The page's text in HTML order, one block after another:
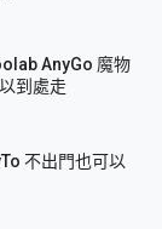
AnyGo 魔物
到處走
不出門也可以